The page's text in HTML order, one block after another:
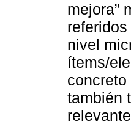
mejora”
nivel
ítems/
también